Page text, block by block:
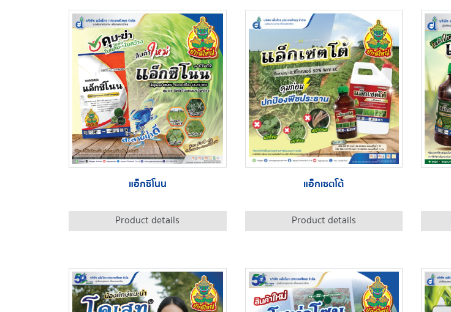
แอ็กซิโนน
Product details
แอ็กเซตโต้
Product details